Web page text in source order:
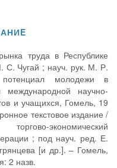
труда в Республике
С. Чугай ; науч. рук. М. Р.
молодежи в
научно-
и учащихся, Гомель, 19
текстовое издание /
экономический
; под науч. ред. Е.
[и др.]. – Гомель,
2 назв.